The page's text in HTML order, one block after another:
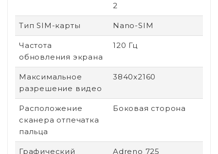
2
Тип SIM-карты Nano-SIM
Частота
обновления экрана
120 Гц
Максимальное
разрешение видео
3840x2160
Расположение
сканера отпечатка
пальца
Боковая сторона
Графический
Adreno 725